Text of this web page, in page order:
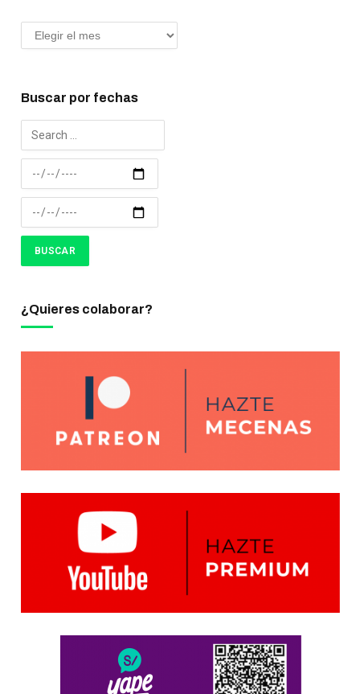
Buscar por fechas
¿Quieres colaborar?